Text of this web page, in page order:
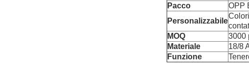
Pacco
OPP
Personalizzabile
MOQ
3000
Materiale
18/8
Funzione